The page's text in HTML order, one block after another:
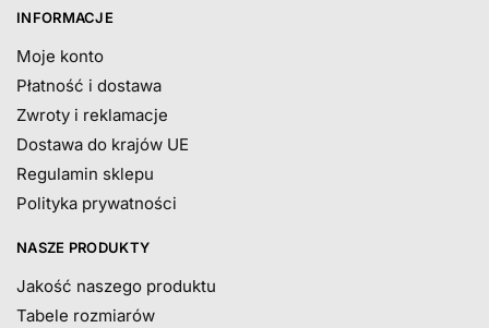
INFORMACJE
Moje konto
Płatność i dostawa
Zwroty i reklamacje
Dostawa do krajów UE
Regulamin sklepu
Polityka prywatności
NASZE PRODUKTY
Jakość naszego produktu
Tabele rozmiarów